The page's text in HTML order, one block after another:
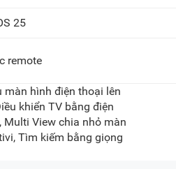
25
remote
màn hình điện thoại lên
khiển TV bằng điện
Multi View chia nhỏ màn
Tìm kiếm bằng giọng